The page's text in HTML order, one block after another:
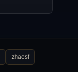
zhaosf